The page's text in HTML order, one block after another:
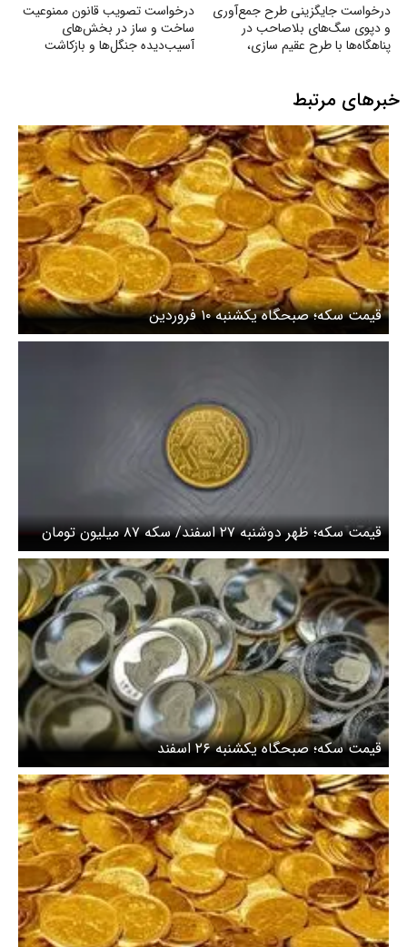
درخواست جایگزینی طرح جمع‌آوری
و دپوی سگ‌های بلاصاحب در
پناهگاه‌ها با طرح عقیم سازی،
درخواست تصویب قانون ممنوعیت
ساخت و ساز در بخش‌های
آسیب‌دیده جنگل‌ها و بازکاشت
خبرهای مرتبط
قیمت سکه؛ صبحگاه یکشنبه ۱۰ فروردین
قیمت سکه؛ ظهر دوشنبه ۲۷ اسفند/ سکه ۸۷ میلیون تومان
شد
قیمت سکه؛ صبحگاه یکشنبه ۲۶ اسفند